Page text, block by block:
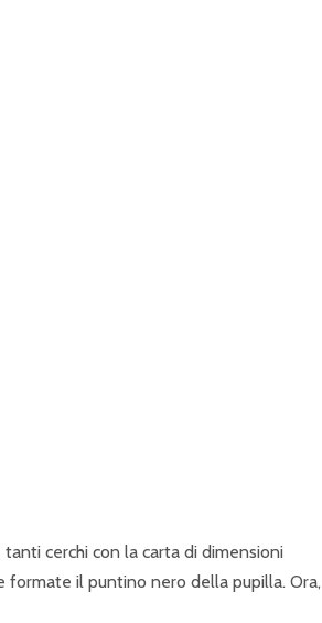
cerchi con la carta di dimensioni
formate il puntino nero della pupilla. Ora,